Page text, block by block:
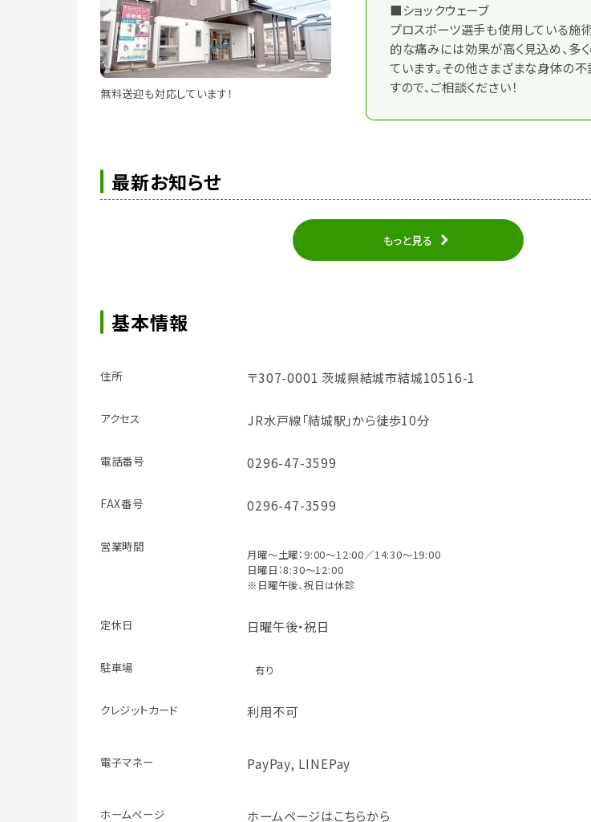
無料送迎も対応しています！
■ショックウェーブ
プロスポーツ選手も使用している施
的な痛みには効果が高く見込め、多
ています。その他さまざまな身体の
すので、ご相談ください！
最新お知らせ
もっと見る
基本情報
住所 〒307-0001 茨城県結城市結城10516-1
アクセス JR水戸線「結城駅」から徒歩10分
電話番号 0296-47-3599
FAX番号 0296-47-3599
営業時間
月曜～土曜：9:00～12:00／14:30～19:00
日曜日：8:30～12:00
※日曜午後、祝日は休診
定休日 日曜午後・祝日
駐車場 有り
クレジットカード 利用不可
電子マネー PayPay, LINEPay
ホームページ ホームページはこちらから